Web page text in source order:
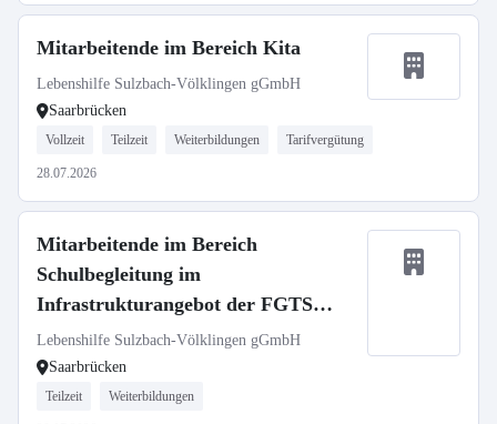
Mitarbeitende im Bereich Kita
Lebenshilfe Sulzbach-Völklingen gGmbH
Saarbrücken
Vollzeit Teilzeit Weiterbildungen Tarifvergütung
28.07.2026
Mitarbeitende im Bereich
Schulbegleitung im
Infrastrukturangebot der FGTS
Sulzbach
Lebenshilfe Sulzbach-Völklingen gGmbH
Saarbrücken
Teilzeit Weiterbildungen